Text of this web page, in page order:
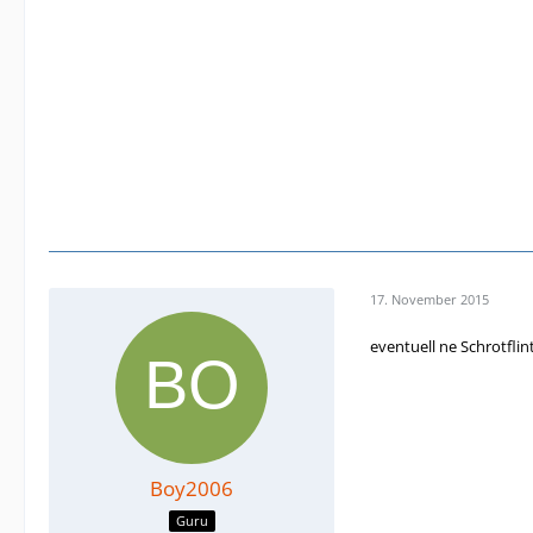
Boy2006
Guru
17. November 2015
eventuell ne